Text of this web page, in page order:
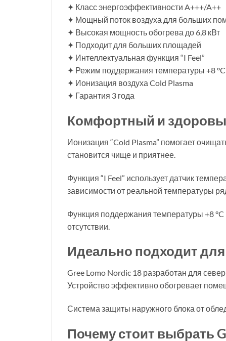
✦ Класс энергоэффективности A+++/A++
✦ Мощный поток воздуха для больших
✦ Высокая мощность обогрева до 6,8 кВт
✦ Подходит для больших площадей
✦ Интеллектуальная функция “I Feel”
✦ Режим поддержания температуры +8 °C
✦ Ионизация воздуха Cold Plasma
✦ Гарантия 3 года
Комфортный и
Ионизация “Cold Plasma” помогает
становится чище и приятнее.
Функция “I Feel” использует датчик
зависимости от реальной температуры
Функция поддержания температуры +8
отсутствии.
Идеально подходит
Gree Lomo Nordic 18 разработан для
Устройство эффективно обогревает
Система защиты наружного блока от
Почему стоит выбрать